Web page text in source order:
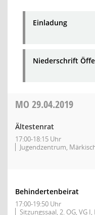
Einladung
Niederschrift
MO 29.04.2019
Ältestenrat
17:00-18:15 Uhr
Jugendzentrum,
Behindertenbeirat
17:00-19:50 Uhr
Sitzungssaal, 2. OG, VG